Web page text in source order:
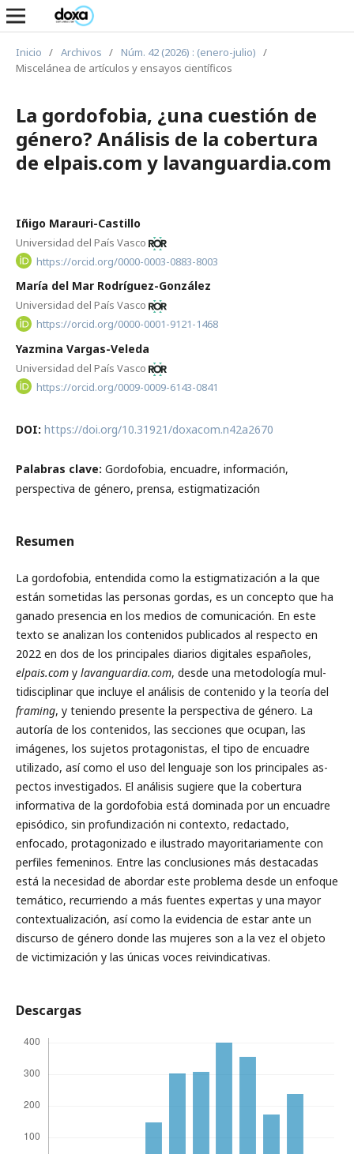
Inicio / Archivos / Núm. 42 (2026) : (enero-julio) /
Miscelánea de artículos y ensayos científicos
La gordofobia, ¿una cuestión de
género? Análisis de la cobertura
de elpais.com y lavanguardia.com
Iñigo Marauri-Castillo
Universidad del País Vasco
https://orcid.org/0000-0003-0883-8003
María del Mar Rodríguez-González
Universidad del País Vasco
https://orcid.org/0000-0001-9121-1468
Yazmina Vargas-Veleda
Universidad del País Vasco
https://orcid.org/0009-0009-6143-0841
DOI: https://doi.org/10.31921/doxacom.n42a2670
Palabras clave: Gordofobia, encuadre, información,
perspectiva de género, prensa, estigmatización
Resumen
La gordofobia, entendida como la estigmatización a la que
están some­tidas las personas gordas, es un concepto que ha
ganado presencia en los medios de comunicación. En este
texto se analizan los contenidos publicados al respecto en
2022 en dos de los principales diarios digitales españoles,
elpais.com y lavanguardia.com, desde una metodología mul­
tidisciplinar que incluye el análisis de contenido y la teoría del
framing, y teniendo presente la perspectiva de género. La
autoría de los contenidos, las secciones que ocupan, las
imágenes, los sujetos protagonistas, el tipo de encuadre
utilizado, así como el uso del lenguaje son los principales as­
pectos investigados. El análisis sugiere que la cobertura
informativa de la gordofobia está dominada por un encuadre
episódico, sin profundización ni contexto, redactado,
enfocado, protagonizado e ilustrado mayoritaria­mente con
perfiles femeninos. Entre las conclusiones más destacadas
está la necesidad de abordar este problema desde un enfoque
temático, recurriendo a más fuentes expertas y una mayor
contextualización, así como la evidencia de estar ante un
discurso de género donde las mujeres son a la vez el objeto
de victimización y las únicas voces reivindicativas.
Descargas